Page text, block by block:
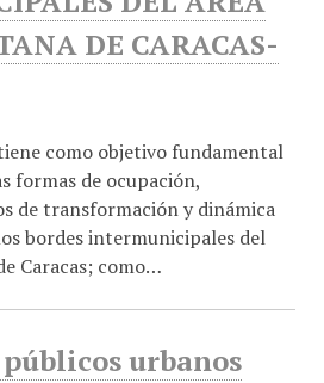
DE CARACAS-
como objetivo fundamental
formas de ocupación,
de transformación y dinámica
bordes intermunicipales del
Caracas; como…
urbanos